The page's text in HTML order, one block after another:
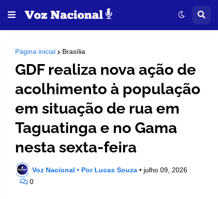
Página inicial Brasília
GDF realiza nova ação de
acolhimento à população
em situação de rua em
Taguatinga e no Gama
nesta sexta-feira
Voz Nacional • Por Lucas Souza • julho 09, 2026
0